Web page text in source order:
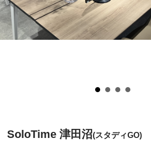
SoloTime 津田沼(スタディGO)